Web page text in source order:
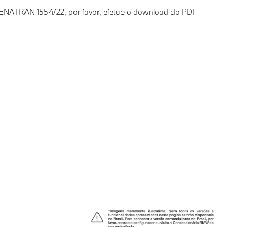
1554/22, por favor, efetue o download do PDF